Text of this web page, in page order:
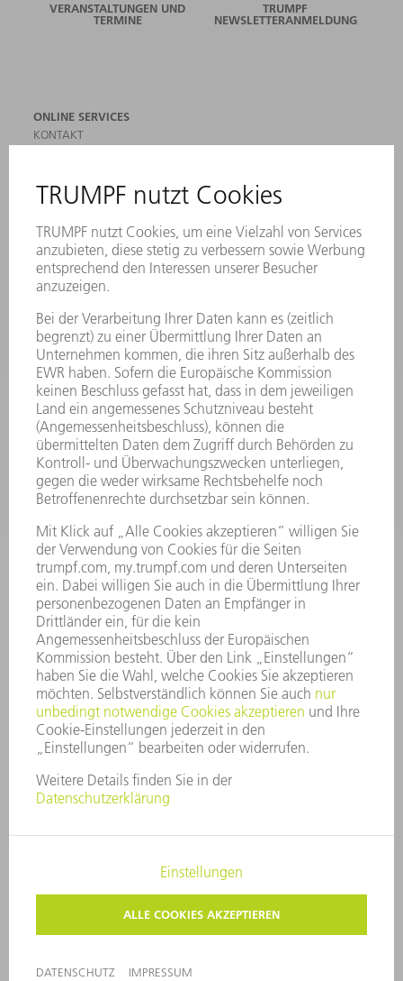
VERANSTALTUNGEN UND
TERMINE
TRUMPF
NEWSLETTERANMELDUNG
ONLINE SERVICES
KONTAKT
VERANSTALTUNGEN UND TERMINE
NEWSLETTER-ANMELDUNG
MYTRUMPF
SICHERHEITSDATENBLÄTTER
PRODUKTE
MASCHINEN & SYSTEME
LEISTUNGSELEKTRONIK
ELEKTROWERKZEUGE
SMART FACTORY
SOFTWARE
SERVICES
ANWENDUNGEN
BRANCHEN
UNTERNEHMEN
KARRIERE
STELLENANGEBOTE
UNTERNEHMENSPROFIL
GESCHÄFTSBERICHT
UNTERNEHMENSGRUNDSÄTZE
COMPLIANCE
HINWEISGEBERSYSTEM
SECURITY
PRESSEMITTEILUNGEN
MAGAZINE
LIEFERANTEN
NACHHALTIGKEIT
UMWELT & KLIMA
SOZIALES & GESELLSCHAFT
UNTERNEHMENSFÜHRUNG
IMPRESSUM
DATENSCHUTZ
COPYRIGHT UND MARKENZEICHEN
AGB
PRIVATSPHÄRE-EINSTELLUNGEN